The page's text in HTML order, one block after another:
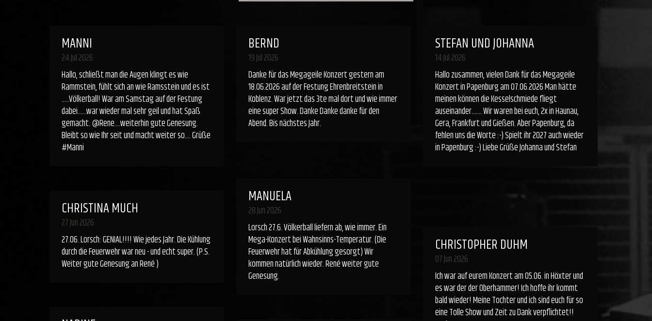
MANNI
24 Jul 2026
Hallo, schließt man die Augen klingt es wie
Rammstein, fühlt sich an wie Ramsstein und es ist
.....Völkerball! War am Samstag auf der Festung
dabei......war wieder mal sehr geil und hat Spaß
gemacht. @Rene....weiterhin gute Genesung.
Bleibt so wie Ihr seit und macht weiter so.... Grüße
#Manni
BERND
19 Jul 2026
Danke für das Megageile Konzert gestern am
18.06.2026 auf der Festung Ehrenbreitstein in
Koblenz. War jetzt das 3te mal dort und wie immer
eine super Show. Danke Danke danke für den
Abend. Bis nächstes Jahr.
STEFAN UND JOHANNA
14 Jul 2026
Hallo zusammen, vielen Dank für das Megageile
Konzert in Papenburg am 07.06.2026 Man hätte
meinen können die Kesselschmiede fliegt
auseinander....... Wir waren bei euch, 2x in Haunau,
Gera, Frankfurt und Gießen. Aber Papenburg, da
fehlen uns die Worte :-) Spielt ihr 2027 auch wieder
in Papenburg :-) Liebe Grüße Johanna und Stefan
MANUELA
28 Jun 2026
Lorsch 27.6. Völkerball liefern ab, wie immer. Ein
Mega-Konzert bei Wahnsinns-Temperatur. (Die
Feuerwehr hat für Abkühlung gesorgt) Wir
kommen natürlich wieder. René weiter gute
Genesung.
CHRISTINA MUCH
27 Jun 2026
27.06. Lorsch: GENIAL!!!! Wie jedes Jahr. Die Kühlung
durch die Feuerwehr war neu - und echt super. (P.S.
Weiter gute Genesung an René )
CHRISTOPHER DUHM
07 Jun 2026
Ich war auf eurem Konzert am 05.06. in Höxter und
es war der der Oberhammer! Ich hoffe ihr kommt
bald wieder! Meine Tochter und ich sind euch für so
eine Tolle Show und Zeit zu Dank verpflichtet!!